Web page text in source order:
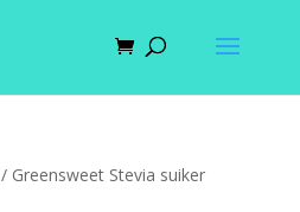
/ Greensweet Stevia suiker